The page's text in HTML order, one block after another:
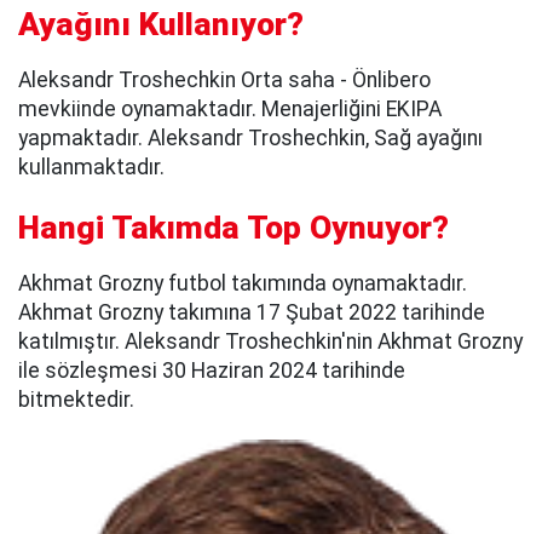
Ayağını Kullanıyor?
Aleksandr Troshechkin Orta saha - Önlibero
mevkiinde oynamaktadır. Menajerliğini EKIPA
yapmaktadır. Aleksandr Troshechkin, Sağ ayağını
kullanmaktadır.
Hangi Takımda Top Oynuyor?
Akhmat Grozny futbol takımında oynamaktadır.
Akhmat Grozny takımına 17 Şubat 2022 tarihinde
katılmıştır. Aleksandr Troshechkin'nin Akhmat Grozny
ile sözleşmesi 30 Haziran 2024 tarihinde
bitmektedir.